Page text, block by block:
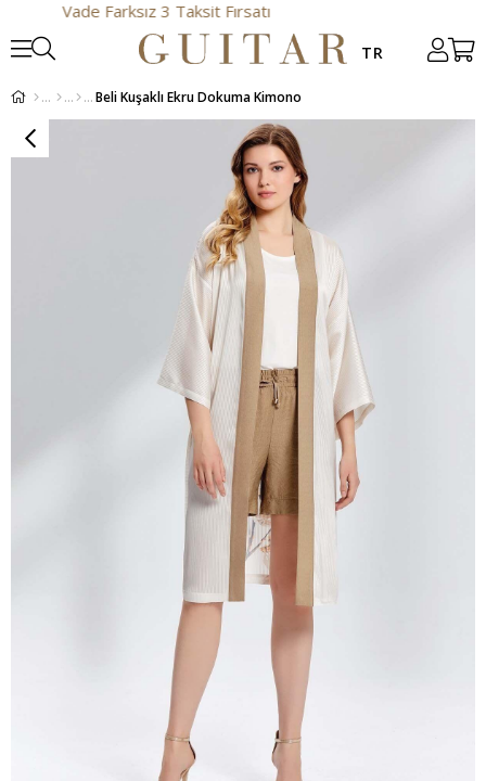
Vade Farksız 3 Taksit Fırsatı
Beli Kuşaklı Ekru Dokuma Kimono